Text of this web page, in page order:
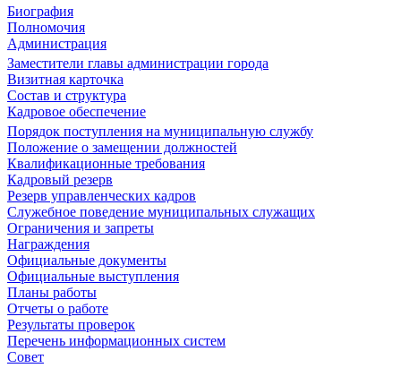
Биография
Полномочия
Администрация
Заместители главы администрации города
Визитная карточка
Состав и структура
Кадровое обеспечение
Порядок поступления на муниципальную службу
Положение о замещении должностей
Квалификационные требования
Кадровый резерв
Резерв управленческих кадров
Служебное поведение муниципальных служащих
Ограничения и запреты
Награждения
Официальные документы
Официальные выступления
Планы работы
Отчеты о работе
Результаты проверок
Перечень информационных систем
Совет